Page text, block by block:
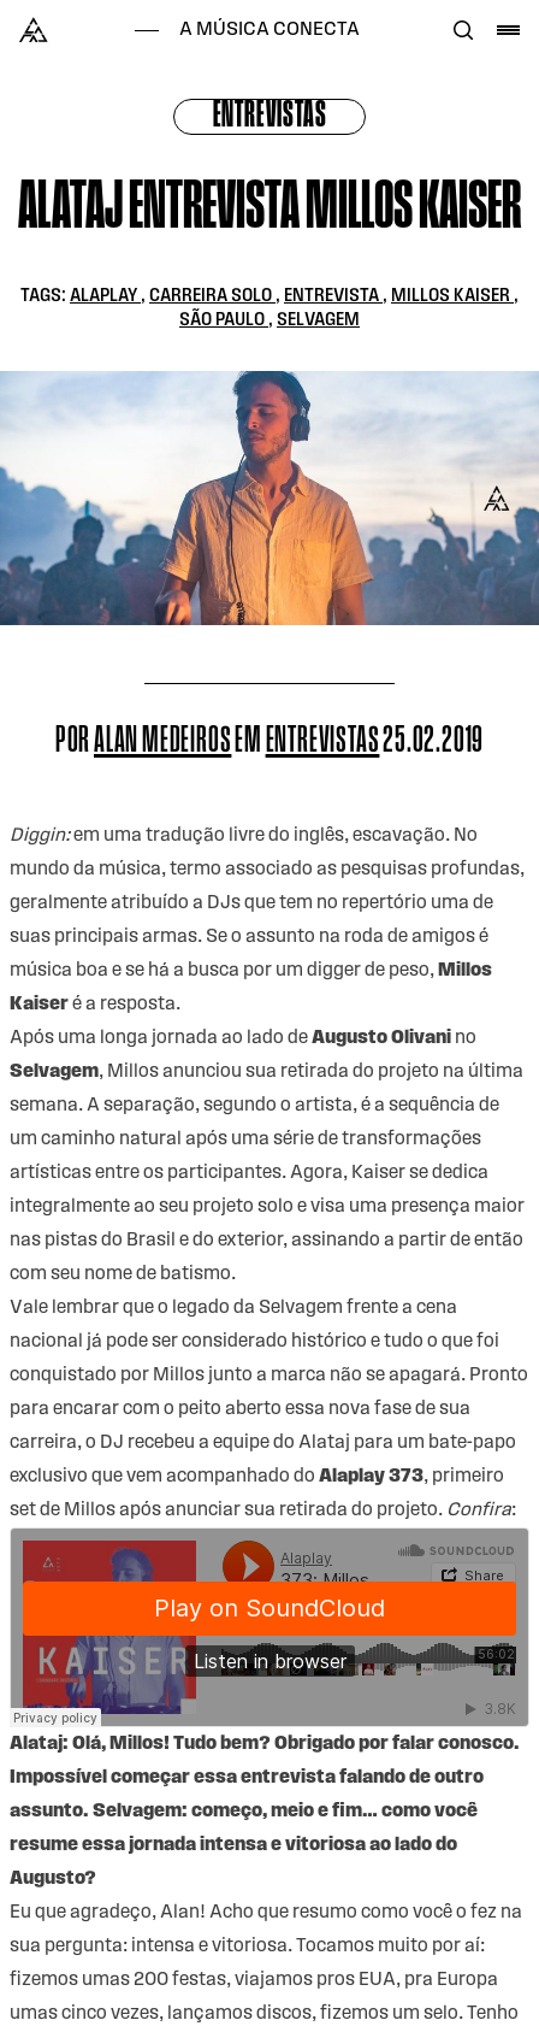
Alataj
A MÚSICA CONECTA
ENTREVISTAS
ALATAJ ENTREVISTA MILLOS KAISER
TAGS: ALAPLAY , CARREIRA SOLO , ENTREVISTA , MILLOS KAISER ,
SÃO PAULO , SELVAGEM
PORALAN MEDEIROSEMENTREVISTAS25.02.2019
Diggin:em uma tradução livre do inglês, escavação. No
mundo da música, termo associado as pesquisas profundas,
geralmente atribuído a DJs que tem no repertório uma de
suas principais armas. Se o assunto na roda de amigos é
música boa e se há a busca por um digger de peso,Millos
Kaiseré a resposta.
Após uma longa jornada ao lado deAugusto Olivani no
Selvagem, Millos anunciou sua retirada do projeto na última
semana. A separação, segundo o artista, é a sequência de
um caminho natural após uma série de transformações
artísticas entre os participantes. Agora, Kaiser se dedica
integralmente ao seu projeto solo e visa uma presença maior
nas pistas do Brasil e do exterior, assinando a partir de então
com seu nome de batismo.
Vale lembrar que o legado da Selvagem frente a cena
nacional já pode ser considerado histórico e tudo o que foi
conquistado por Millos junto a marca não se apagará. Pronto
para encarar com o peito aberto essa nova fase de sua
carreira, o DJ recebeu a equipe do Alataj para um bate-papo
exclusivo que vem acompanhado do Alaplay 373, primeiro
set de Millos após anunciar sua retirada do projeto. Confira:
Alataj: Olá, Millos! Tudo bem? Obrigado por falar conosco.
Impossível começar essa entrevista falando de outro
assunto. Selvagem: começo, meio e fim… como você
resume essa jornada intensa e vitoriosa ao lado do
Augusto?
Eu que agradeço, Alan! Acho que resumo como você o fez na
sua pergunta: intensa e vitoriosa. Tocamos muito por aí:
fizemos umas 200 festas, viajamos pros EUA, pra Europa
umas cinco vezes, lançamos discos, fizemos um selo. Tenho